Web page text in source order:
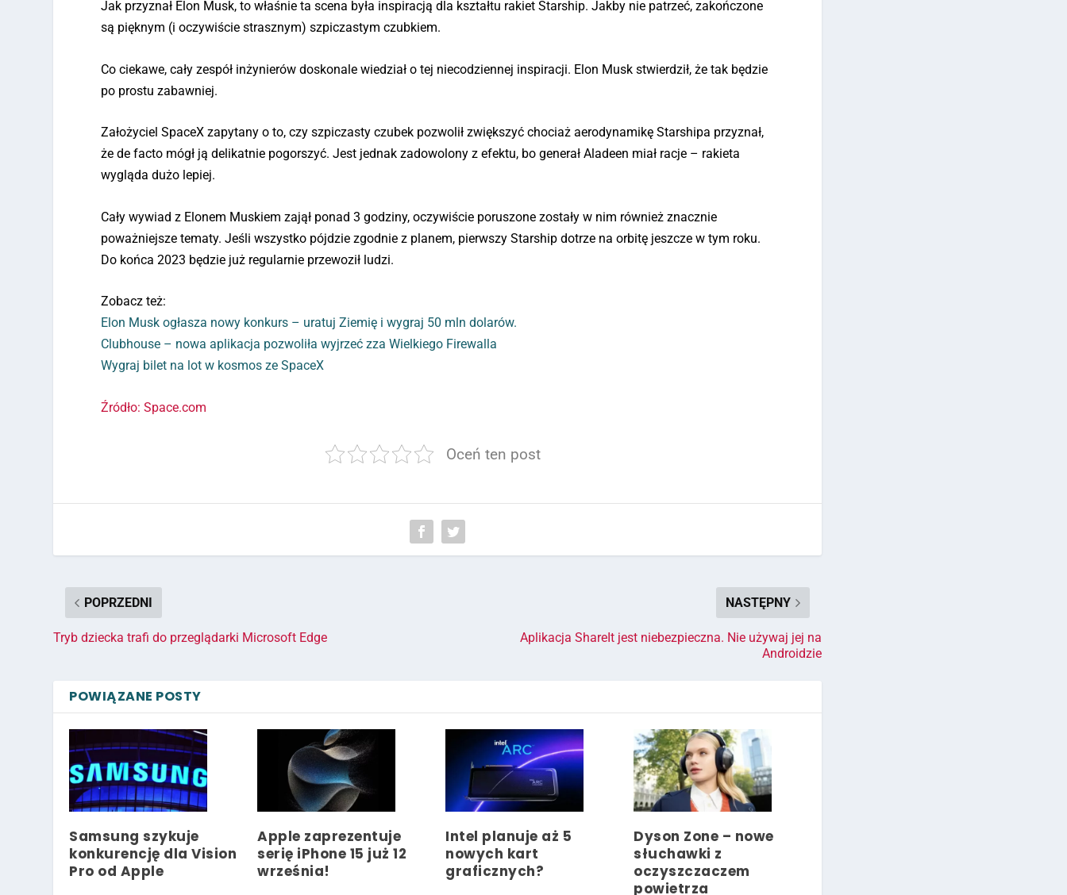
Jak przyznał Elon Musk, to właśnie ta scena była inspiracją dla kształtu rakiet Starship. Jakby nie patrzeć, zakończone
są pięknym (i oczywiście strasznym) szpiczastym czubkiem.
Co ciekawe, cały zespół inżynierów doskonale wiedział o tej niecodziennej inspiracji. Elon Musk stwierdził, że tak będzie
po prostu zabawniej.
Założyciel SpaceX zapytany o to, czy szpiczasty czubek pozwolił zwiększyć chociaż aerodynamikę Starshipa przyznał,
że de facto mógł ją delikatnie pogorszyć. Jest jednak zadowolony z efektu, bo generał Aladeen miał racje – rakieta
wygląda dużo lepiej.
Cały wywiad z Elonem Muskiem zajął ponad 3 godziny, oczywiście poruszone zostały w nim również znacznie
poważniejsze tematy. Jeśli wszystko pójdzie zgodnie z planem, pierwszy Starship dotrze na orbitę jeszcze w tym roku.
Do końca 2023 będzie już regularnie przewoził ludzi.
Zobacz też:
Elon Musk ogłasza nowy konkurs – uratuj Ziemię i wygraj 50 mln dolarów.
Clubhouse – nowa aplikacja pozwoliła wyjrzeć zza Wielkiego Firewalla
Wygraj bilet na lot w kosmos ze SpaceX
Źródło: Space.com
Oceń ten post
POPRZEDNI
Tryb dziecka trafi do przeglądarki Microsoft Edge
NASTĘPNY
Aplikacja ShareIt jest niebezpieczna. Nie używaj jej na
Androidzie
POWIĄZANE POSTY
Samsung szykuje
konkurencję dla Vision
Pro od Apple
Apple zaprezentuje
serię iPhone 15 już 12
września!
Intel planuje aż 5
nowych kart
graficznych?
Dyson Zone – nowe
słuchawki z
oczyszczaczem
powietrza